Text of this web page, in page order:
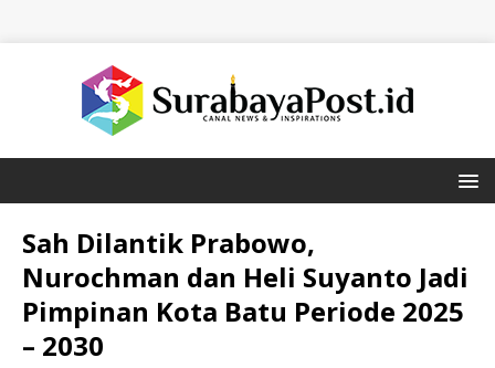
Sah Dilantik Prabowo,
Nurochman dan Heli Suyanto Jadi
Pimpinan Kota Batu Periode 2025
– 2030